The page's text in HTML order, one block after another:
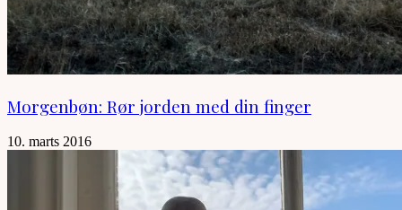
Morgenbøn: Rør jorden med din finger
10. marts 2016